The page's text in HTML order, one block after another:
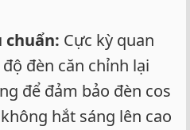
chuẩn: Cực kỳ quan
đèn căn chỉnh lại
để đảm bảo đèn cos
hắt sáng lên cao